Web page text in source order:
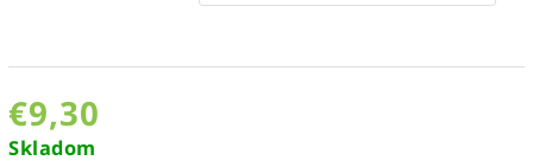
€9,30
Skladom